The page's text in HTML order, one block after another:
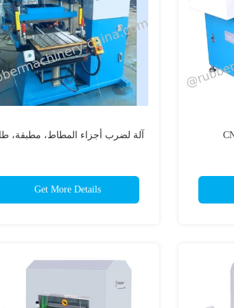
آلة لضرب أجزاء المطاط، مطبقة،
Get More Details